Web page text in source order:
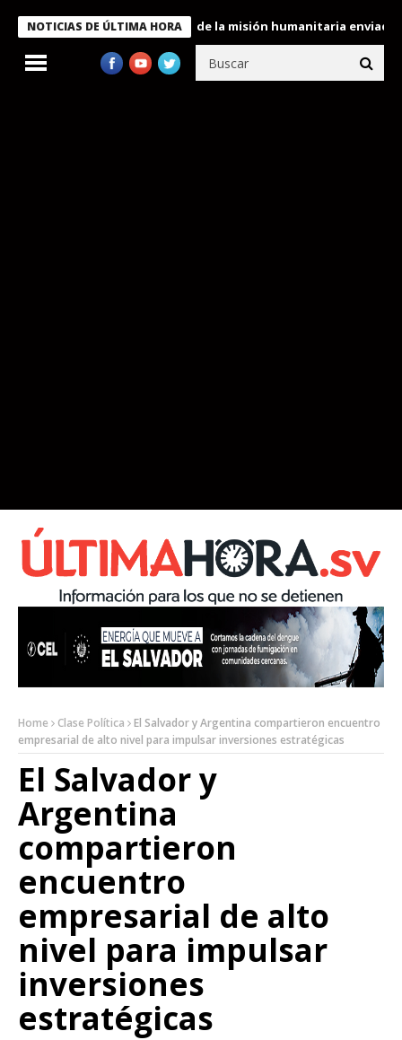
NOTICIAS DE ÚLTIMA HORA
condecora a miembros de la misión humanitaria enviada a
Home Clase Política
El Salvador y Argentina compartieron encuentro
empresarial de alto nivel para impulsar inversiones estratégicas
El Salvador y
Argentina
compartieron
encuentro
empresarial de alto
nivel para impulsar
inversiones
estratégicas